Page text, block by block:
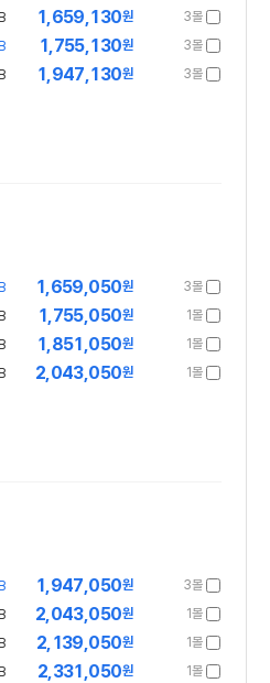
3몰
1,659,130원
3몰
1,755,130원
3몰
1,947,130원
3몰
1,659,050원
1몰
1,755,050원
1몰
1,851,050원
1몰
2,043,050원
3몰
1,947,050원
1몰
2,043,050원
1몰
2,139,050원
1몰
2,331,050원